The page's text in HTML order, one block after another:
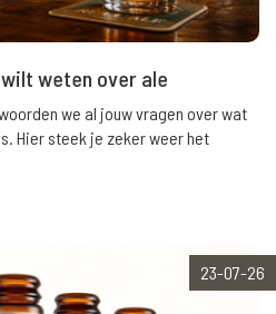
weten over ale
we al jouw vragen over wat
Hier steek je zeker weer het
23-07-26